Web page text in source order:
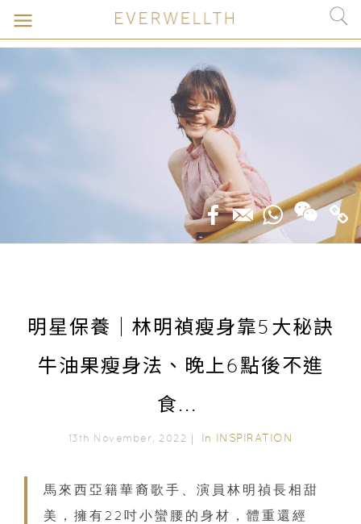
明星保養｜林明禎瘦身靠5大秘訣
牛油果瘦身法、晚上6點後不進
食...
13th November, 2022｜ In INSPIRATION
馬來西亞籍華裔歌手、演員林明禎長相甜
美，擁有22吋小蠻腰的身材，體重還經